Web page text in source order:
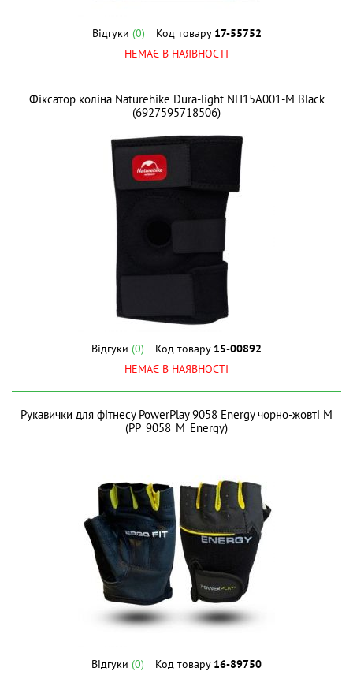
Відгуки (0) Код товару 17-55752
НЕМАЄ В НАЯВНОСТІ
Фіксатор коліна Naturehike Dura-light NH15A001-M Black
(6927595718506)
Відгуки (0) Код товару 15-00892
НЕМАЄ В НАЯВНОСТІ
Рукавички для фітнесу PowerPlay 9058 Energy чорно-жовті M
(PP_9058_M_Energy)
Відгуки (0) Код товару 16-89750